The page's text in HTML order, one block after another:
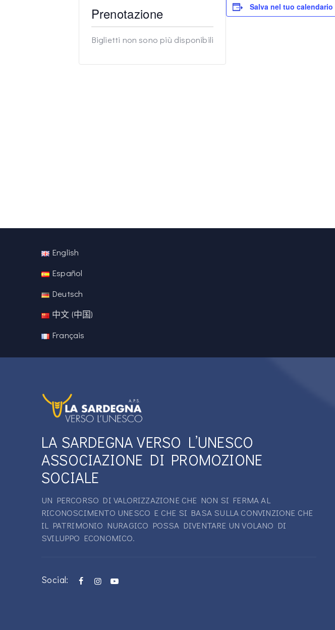
Salva nel tuo calendario
Prenotazione
Biglietti non sono più disponibili
English
Español
Deutsch
中文 (中国)
Français
LA SARDEGNA VERSO L’UNESCO
ASSOCIAZIONE DI PROMOZIONE
SOCIALE
UN PERCORSO DI VALORIZZAZIONE CHE NON SI FERMA AL
RICONOSCIMENTO UNESCO E CHE SI BASA SULLA CONVINZIONE CHE
IL PATRIMONIO NURAGICO POSSA DIVENTARE UN VOLANO DI
SVILUPPO ECONOMICO.
Social: